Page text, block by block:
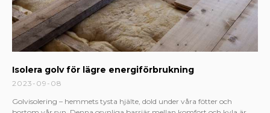
Isolera golv för lägre energiförbrukning
2023-09-08
Golvisolering – hemmets tysta hjälte, dold under våra fötter och